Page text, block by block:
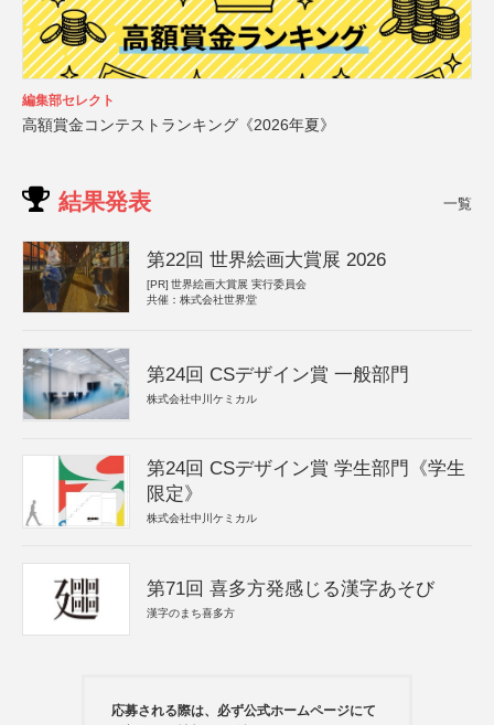
編集部セレクト
高額賞金コンテストランキング《2026年夏》
結果発表 一覧
第22回 世界絵画大賞展 2026
[PR] 世界絵画大賞展 実行委員会
共催：株式会社世界堂
第24回 CSデザイン賞 一般部門
株式会社中川ケミカル
第24回 CSデザイン賞 学生部門《学生
限定》
株式会社中川ケミカル
第71回 喜多方発感じる漢字あそび
漢字のまち喜多方
応募される際は、必ず公式ホームページにて